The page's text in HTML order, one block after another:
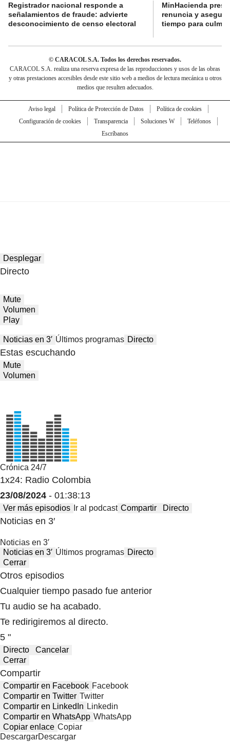
Registrador nacional responde a
señalamientos de fraude: advierte
desconocimiento de censo electoral
MinHacienda
renuncia y
tiempo para
© CARACOL S.A. Todos los derechos reservados.
CARACOL S.A. realiza una reserva expresa de las reproducciones y usos de las obras
y otras prestaciones accesibles desde este sitio web a medios de lectura mecánica u otros
medios que resulten adecuados.
Aviso legal Política de Protección de Datos
Política de cookies
Configuración de cookies
Transparencia Soluciones W
Teléfonos
Escríbanos
Desplegar
Directo
Mute
Volumen
Play
Noticias en 3′ Últimos programas Directo
Estas escuchando
Mute
Volumen
Crónica 24/7
1x24: Radio Colombia
23/08/2024 - 01:38:13
Ver más episodios Ir al podcast Compartir Directo
Noticias en 3′
Noticias en 3′
Noticias en 3′ Últimos programas Directo
Cerrar
Otros episodios
Cualquier tiempo pasado fue anterior
Tu audio se ha acabado.
Te redirigiremos al directo.
5 "
Directo
Cancelar
Cerrar
Compartir
Compartir en Facebook Facebook
Compartir en Twitter Twitter
Compartir en LinkedIn Linkedin
Compartir en WhatsApp WhatsApp
Copiar enlace Copiar
DescargarDescargar